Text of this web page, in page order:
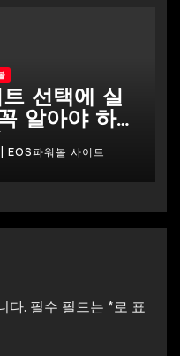
선택에 실
알아야 하는
EOS파워볼 사이트
다. 필수 필드는 *로 표